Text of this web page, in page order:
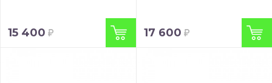
15 400 17 600